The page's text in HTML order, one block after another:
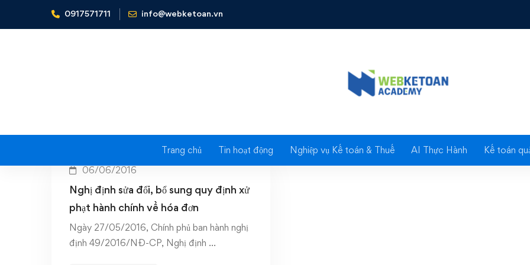
0917571711 info@webketoan.vn
Trang chủ Tin hoạt động Nghiệp vụ Kế toán & Thuế AI Thực Hành Kế toán
Home Xử phạt hành chính hoá đơn
06/06/2016
Nghị định sửa đổi, bổ sung quy định xử
phạt hành chính về hóa đơn
Ngày 27/05/2016, Chính phủ ban hành nghị
định 49/2016/NĐ-CP, Nghị định …